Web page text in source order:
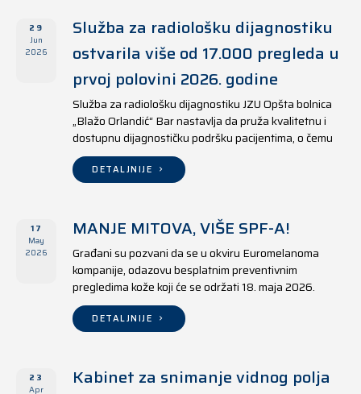
29
Jun
2026
Služba za radiološku dijagnostiku
ostvarila više od 17.000 pregleda u
prvoj polovini 2026. godine
Služba za radiološku dijagnostiku JZU Opšta bolnica
„Blažo Orlandić“ Bar nastavlja da pruža kvalitetnu i
dostupnu dijagnostičku podršku pacijentima, o čemu
svjedoče i rezultati ostvareni u periodu od 1. januara
do 17. juna 2026. godine.
DETALJNIJE
17
May
2026
MANJE MITOVA, VIŠE SPF-A!
Građani su pozvani da se u okviru Euromelanoma
kompanije, odazovu besplatnim preventivnim
pregledima kože koji će se održati 18. maja 2026.
godine u jedanaest opština širom Crne Gore, kako u
državnim tako i u privatnim zdravstvenim ustanovama.
DETALJNIJE
23
Apr
Kabinet za snimanje vidnog polja